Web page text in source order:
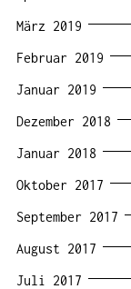
März 2019
Februar 2019
Januar 2019
Dezember 2018
Januar 2018
Oktober 2017
September 2017
August 2017
Juli 2017